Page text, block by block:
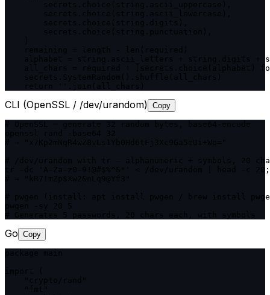
alphabet = string.ascii_letters + string.digits +
all_chars = required + [secrets.choice(alphabet)
CLI (OpenSSL / /dev/urandom) Copy
# /dev/urandom with tr — alphanumeric + symbols, 20
tr -dc 'A-Za-z0-9!@#$%^&*' < /dev/urandom | head -c
# pwgen (install: apt install pwgen / brew install
Go Copy